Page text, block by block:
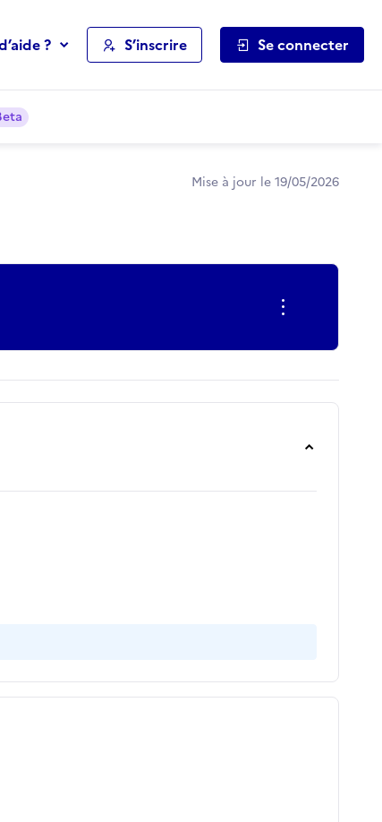
? S’inscrire Se connecter
Mise à jour le 19/05/2026